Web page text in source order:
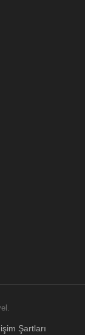
Şartları